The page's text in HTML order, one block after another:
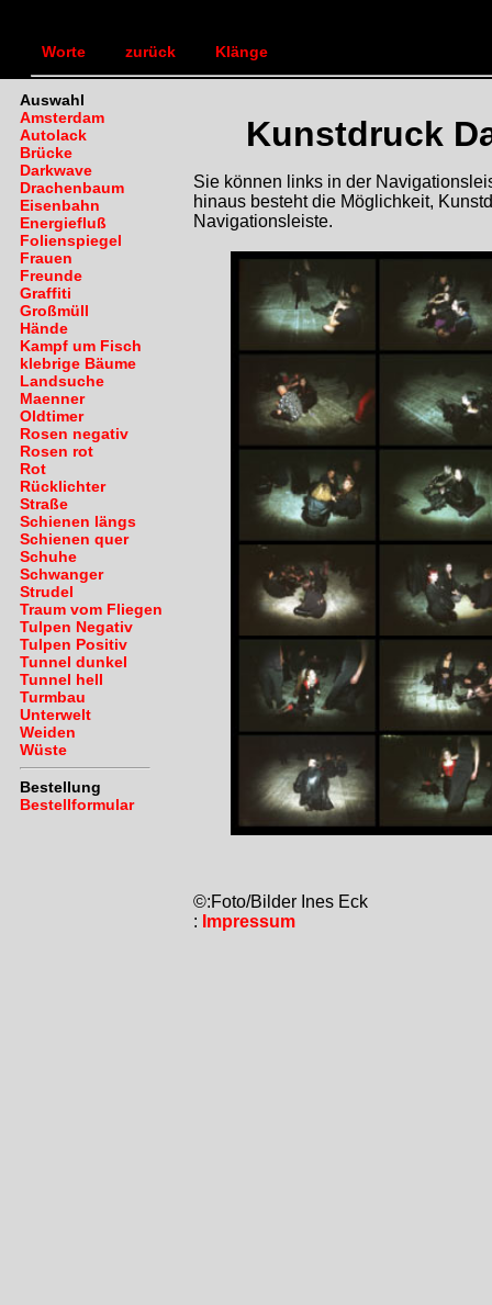
Worte |zurück Klänge
Auswahl
Amsterdam
Autolack
Brücke
Darkwave
Drachenbaum
Eisenbahn
Energiefluß
Folienspiegel
Frauen
Freunde
Graffiti
Großmüll
Hände
Kampf um Fisch
klebrige Bäume
Landsuche
Maenner
Oldtimer
Rosen negativ
Rosen rot
Rot
Rücklichter
Straße
Schienen längs
Schienen quer
Schuhe
Schwanger
Strudel
Traum vom Fliegen
Tulpen Negativ
Tulpen Positiv
Tunnel dunkel
Tunnel hell
Turmbau
Unterwelt
Weiden
Wüste
Bestellung
Bestellformular
Kunstdruck
Sie können links in der
hinaus besteht die Möglichkeit,
Navigationsleiste.
©:Foto/Bilder Ines Eck
: Impressum